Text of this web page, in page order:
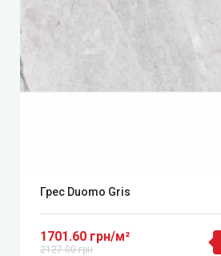
Грес Duomo Gris
1701.60 грн/м²
2127.00 грн